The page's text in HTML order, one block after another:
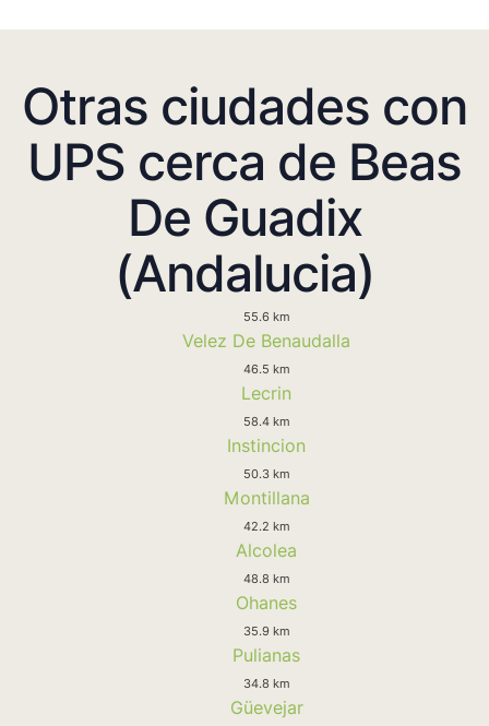
Otras ciudades con
UPS cerca de Beas
De Guadix
(Andalucia)
55.6 km
Velez De Benaudalla
46.5 km
Lecrin
58.4 km
Instincion
50.3 km
Montillana
42.2 km
Alcolea
48.8 km
Ohanes
35.9 km
Pulianas
34.8 km
Güevejar